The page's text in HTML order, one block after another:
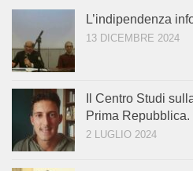
L’indipendenza
13 DICEMBRE 2024
Il Centro Studi
Prima
2 LUGLIO 2024